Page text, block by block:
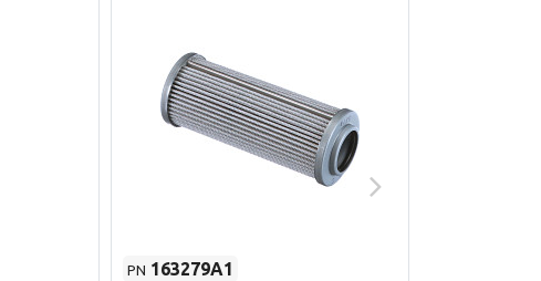
PN 163279A1